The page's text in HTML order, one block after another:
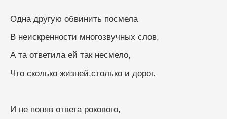
Одна другую обвинить посмела
В неискренности многозвучных слов,
А та ответила ей так несмело,
Что сколько жизней,столько и дорог.
И не поняв ответа рокового,